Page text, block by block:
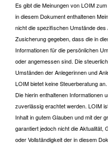
Es gibt die Meinungen von LOIM
in diesem Dokument enthaltenen
nicht die spezifischen Umstände
Zusicherung gegeben, dass die in
Informationen für die persönlichen
oder angemessen sind. Die
Umständen der Anlegerinnen und
LOIM bietet keine Steuerberatung an.
Die hierin enthaltenen Informationen
zuverlässig erachtet werden. LOIM
Inhalt in gutem Glauben und mit der
garantiert jedoch nicht die Aktualität,
oder Vollständigkeit der in diesem